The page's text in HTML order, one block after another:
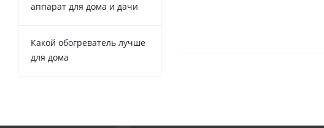
аппарат для дома и дачи
Какой обогреватель лучше
для дома